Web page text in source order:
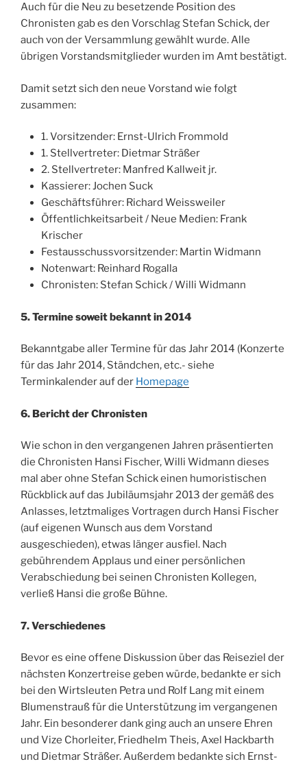
Auch für die Neu zu besetzende Position des
Chronisten gab es den Vorschlag Stefan Schick, der
auch von der Versammlung gewählt wurde. Alle
übrigen Vorstandsmitglieder wurden im Amt bestätigt.
Damit setzt sich den neue Vorstand wie folgt
zusammen:
1. Vorsitzender: Ernst-Ulrich Frommold
1. Stellvertreter: Dietmar Sträßer
2. Stellvertreter: Manfred Kallweit jr.
Kassierer: Jochen Suck
Geschäftsführer: Richard Weissweiler
Öffentlichkeitsarbeit / Neue Medien: Frank
Krischer
Festausschussvorsitzender: Martin Widmann
Notenwart: Reinhard Rogalla
Chronisten: Stefan Schick / Willi Widmann
5. Termine soweit bekannt in 2014
Bekanntgabe aller Termine für das Jahr 2014 (Konzerte
für das Jahr 2014, Ständchen, etc.- siehe
Terminkalender auf der Homepage
6. Bericht der Chronisten
Wie schon in den vergangenen Jahren präsentierten
die Chronisten Hansi Fischer, Willi Widmann dieses
mal aber ohne Stefan Schick einen humoristischen
Rückblick auf das Jubiläumsjahr 2013 der gemäß des
Anlasses, letztmaliges Vortragen durch Hansi Fischer
(auf eigenen Wunsch aus dem Vorstand
ausgeschieden), etwas länger ausfiel. Nach
gebührendem Applaus und einer persönlichen
Verabschiedung bei seinen Chronisten Kollegen,
verließ Hansi die große Bühne.
7. Verschiedenes
Bevor es eine offene Diskussion über das Reiseziel der
nächsten Konzertreise geben würde, bedankte er sich
bei den Wirtsleuten Petra und Rolf Lang mit einem
Blumenstrauß für die Unterstützung im vergangenen
Jahr. Ein besonderer dank ging auch an unsere Ehren
und Vize Chorleiter, Friedhelm Theis, Axel Hackbarth
und Dietmar Sträßer. Außerdem bedankte sich Ernst-